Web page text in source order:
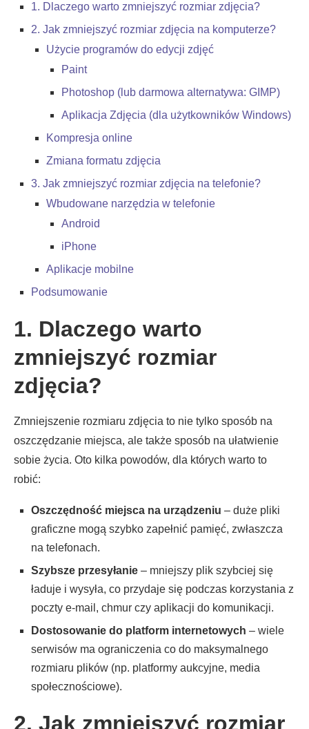
1. Dlaczego warto zmniejszyć rozmiar zdjęcia?
2. Jak zmniejszyć rozmiar zdjęcia na komputerze?
Użycie programów do edycji zdjęć
Paint
Photoshop (lub darmowa alternatywa: GIMP)
Aplikacja Zdjęcia (dla użytkowników Windows)
Kompresja online
Zmiana formatu zdjęcia
3. Jak zmniejszyć rozmiar zdjęcia na telefonie?
Wbudowane narzędzia w telefonie
Android
iPhone
Aplikacje mobilne
Podsumowanie
1. Dlaczego warto
zmniejszyć rozmiar
zdjęcia?
Zmniejszenie rozmiaru zdjęcia to nie tylko sposób na
oszczędzanie miejsca, ale także sposób na ułatwienie
sobie życia. Oto kilka powodów, dla których warto to
robić:
Oszczędność miejsca na urządzeniu – duże pliki
graficzne mogą szybko zapełnić pamięć, zwłaszcza
na telefonach.
Szybsze przesyłanie – mniejszy plik szybciej się
ładuje i wysyła, co przydaje się podczas korzystania z
poczty e-mail, chmur czy aplikacji do komunikacji.
Dostosowanie do platform internetowych – wiele
serwisów ma ograniczenia co do maksymalnego
rozmiaru plików (np. platformy aukcyjne, media
społecznościowe).
2. Jak zmniejszyć rozmiar